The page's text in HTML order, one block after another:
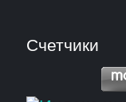
Счетчики